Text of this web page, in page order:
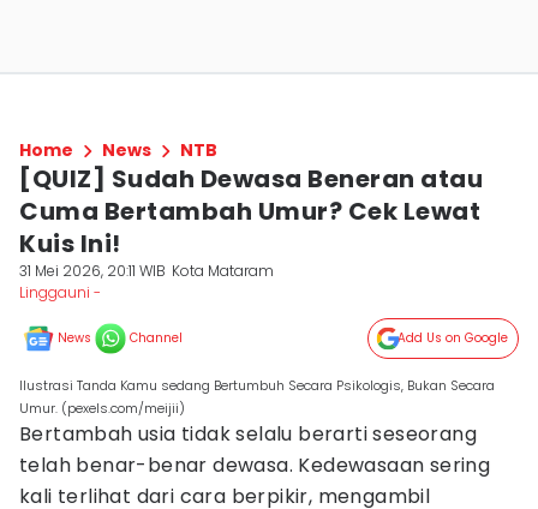
Home News NTB
[QUIZ] Sudah Dewasa Beneran atau
Cuma Bertambah Umur? Cek Lewat
Kuis Ini!
31 Mei 2026, 20:11 WIB Kota Mataram
Linggauni -
News Channel Add Us on Google
Ilustrasi Tanda Kamu sedang Bertumbuh Secara Psikologis, Bukan Secara
Umur. (pexels.com/meijii)
Bertambah usia tidak selalu berarti seseorang
telah benar-benar dewasa. Kedewasaan sering
kali terlihat dari cara berpikir, mengambil